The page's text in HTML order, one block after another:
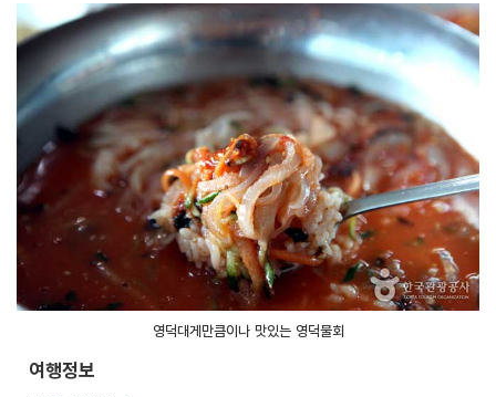
영덕대게만큼이나 맛있는 영덕물회
여행정보